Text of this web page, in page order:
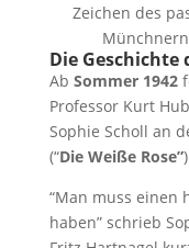
Zeichen des
Die Geschichte
Ab Sommer 1942
Professor Kurt
Sophie Scholl an
(“Die Weiße Rose”
“Man muss einen
haben” schrieb